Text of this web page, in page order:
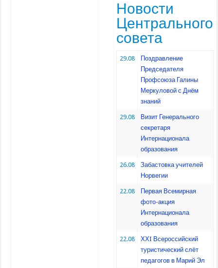
Новости
Центрального
совета
29.08
Поздравление
Председателя
Профсоюза Галины
Меркуловой с Днём
знаний
29.08
Визит Генерального
секретаря
Интернационала
образования
26.08
Забастовка учителей
Норвегии
22.08
Первая Всемирная
фото-акция
Интернационала
образования
22.08
ХХI Всероссийский
туристический слёт
педагогов в Марий Эл